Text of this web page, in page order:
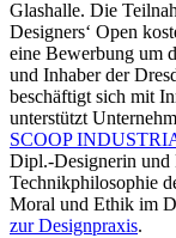
Glashalle. Die
Designers‘ Open
eine Bewerbung um
und Inhaber der
beschäftigt sich mit
unterstützt
SCOOP
Dipl.-Designerin und
Technikphilosophie
Moral und Ethik im
zur Designpraxis.